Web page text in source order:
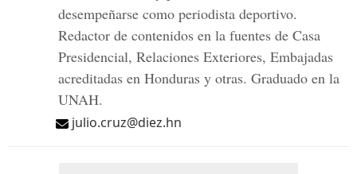
desempeñarse como periodista deportivo.
Redactor de contenidos en la fuentes de Casa
Presidencial, Relaciones Exteriores, Embajadas
acreditadas en Honduras y otras. Graduado en la
UNAH.
julio.cruz@diez.hn